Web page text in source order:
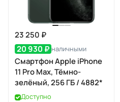
23 250 ₽
20 930 ₽ наличными
Смартфон Apple iPhone
11 Pro Max, Тёмно-
зелёный, 256 ГБ / 4882*
Доступно